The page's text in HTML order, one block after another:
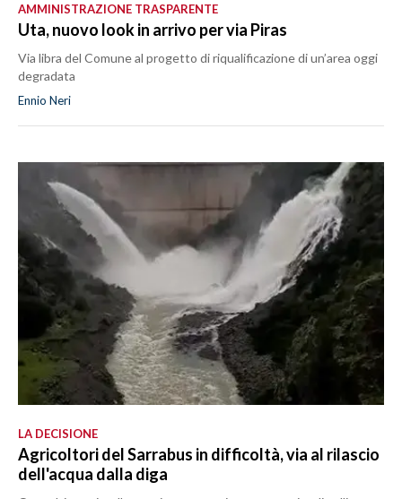
AMMINISTRAZIONE TRASPARENTE
Uta, nuovo look in arrivo per via Piras
Via libra del Comune al progetto di riqualificazione di un’area oggi
degradata
Ennio Neri
LA DECISIONE
Agricoltori del Sarrabus in difficoltà, via al rilascio
dell'acqua dalla diga